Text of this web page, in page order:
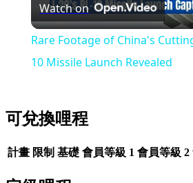
Watch on
Rare Footage of China's
10 Missile Launch Revealed
可兌換哩程
計畫 限制 基礎 會員等級 1 會員等級 2